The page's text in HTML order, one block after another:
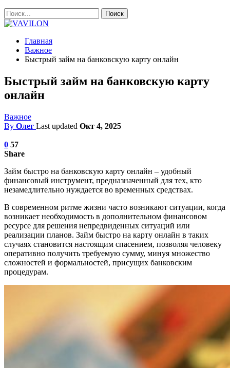
Главная
Важное
Быстрый займ на банковскую карту онлайн
Быстрый займ на банковскую карту
онлайн
Важное
By Олег Last updated Окт 4, 2025
0 57
Share
Займ быстро на банковскую карту онлайн – удобный
финансовый инструмент, предназначенный для тех, кто
незамедлительно нуждается во временных средствах.
В современном ритме жизни часто возникают ситуации, когда
возникает необходимость в дополнительном финансовом
ресурсе для решения непредвиденных ситуаций или
реализации планов. Займ быстро на карту онлайн в таких
случаях становится настоящим спасением, позволяя человеку
оперативно получить требуемую сумму, минуя множество
сложностей и формальностей, присущих банковским
процедурам.